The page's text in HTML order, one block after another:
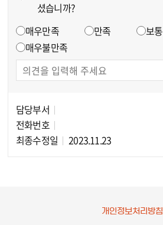
셨습니까?
매우만족 만족 보통
매우불만족
담당부서
전화번호
최종수정일
2023.11.23
개인정보처리방침